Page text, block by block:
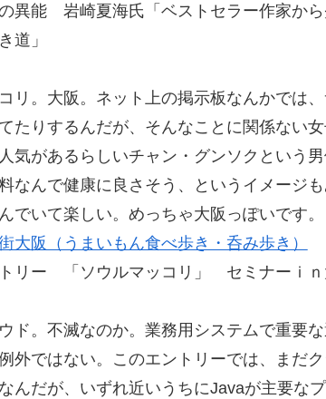
異能 岩崎夏海氏「ベストセラー作家か
道」
リ。大阪。ネット上の掲示板なんかでは
たりするんだが、そんなことに関係ない
気があるらしいチャン・グンソクという
なんで健康に良さそう、というイメージ
でいて楽しい。めっちゃ大阪っぽいです。
大阪（うまいもん食べ歩き・呑み歩き）
リー 「ソウルマッコリ」 セミナーｉｎ
ド。不滅なのか。業務用システムで重要
外ではない。このエントリーでは、まだ
んだが、いずれ近いうちにJavaが主要な